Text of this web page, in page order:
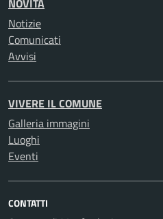
Notizie
Comunicati
Avvisi
VIVERE IL COMUNE
Galleria immagini
Luoghi
Eventi
CONTATTI